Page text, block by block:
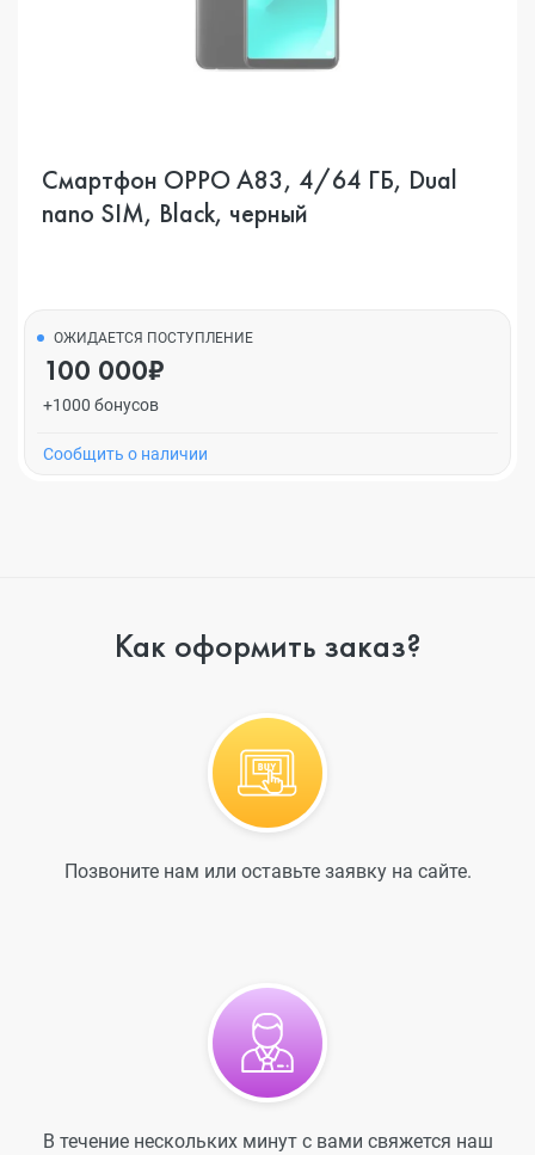
Смартфон OPPO A83, 4/64 ГБ, Dual
nano SIM, Black, черный
ОЖИДАЕТСЯ ПОСТУПЛЕНИЕ
100 000₽
+1000 бонусов
Cообщить о наличии
Как оформить заказ?
Позвоните нам или оставьте заявку на сайте.
В течение нескольких минут с вами свяжется наш